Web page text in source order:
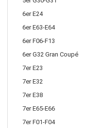
6er E24
6er E63-E64
6er F06-F13
6er G32 Gran Coupé
7er E23
7er E32
7er E38
7er E65-E66
7er F01-F04